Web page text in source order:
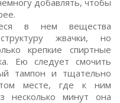
добавлять, чтобы
в нем вещества
жвачки, но
крепкие спиртные
Ею следует смочить
тампон и тщательно
месте, где к ним
несколько минут она